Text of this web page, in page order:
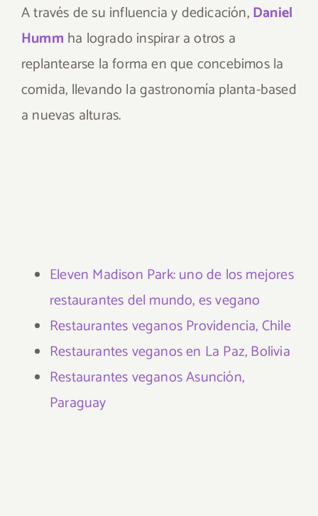
A través de su influencia y dedicación,Daniel
Humm ha logrado inspirar a otros a
replantearse la forma en que concebimos la
comida, llevando la gastronomía planta-based
a nuevas alturas.
Eleven Madison Park: uno de los mejores
restaurantes del mundo, es vegano
Restaurantes veganos Providencia, Chile
Restaurantes veganos en La Paz, Bolivia
Restaurantes veganos Asunción,
Paraguay